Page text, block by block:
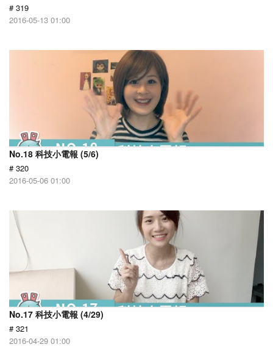
# 319
2016-05-13 01:00
No.18 科技小電報 (5/6)
# 320
2016-05-06 01:00
No.17 科技小電報 (4/29)
# 321
2016-04-29 01:00